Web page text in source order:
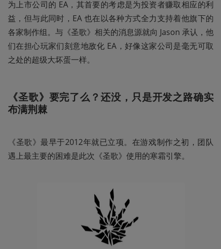
为上市公司的 EA，其首要的考虑是为投资者赚取相应的利
益，但与此同时，EA 也在以各种方式全力支持着他旗下的
各家制作组。与《圣歌》相关的消息源就向 Jason 承认，他
们在担心玩家们刻意地敌化 EA，好像这家公司是毫无可取
之处的超级大坏蛋一样。
《圣歌》要完了么？还没，只是开发之路确实
布满荆棘
《圣歌》最早于2012年就已立项。在游戏制作之初，团队
遇上最主要的困难是此次《圣歌》使用的寒霜引擎。